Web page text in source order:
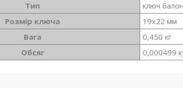
Тип
ключ
Розмір ключа
19x22 мм
Вага
0,450 кг
Обсяг
0,000499